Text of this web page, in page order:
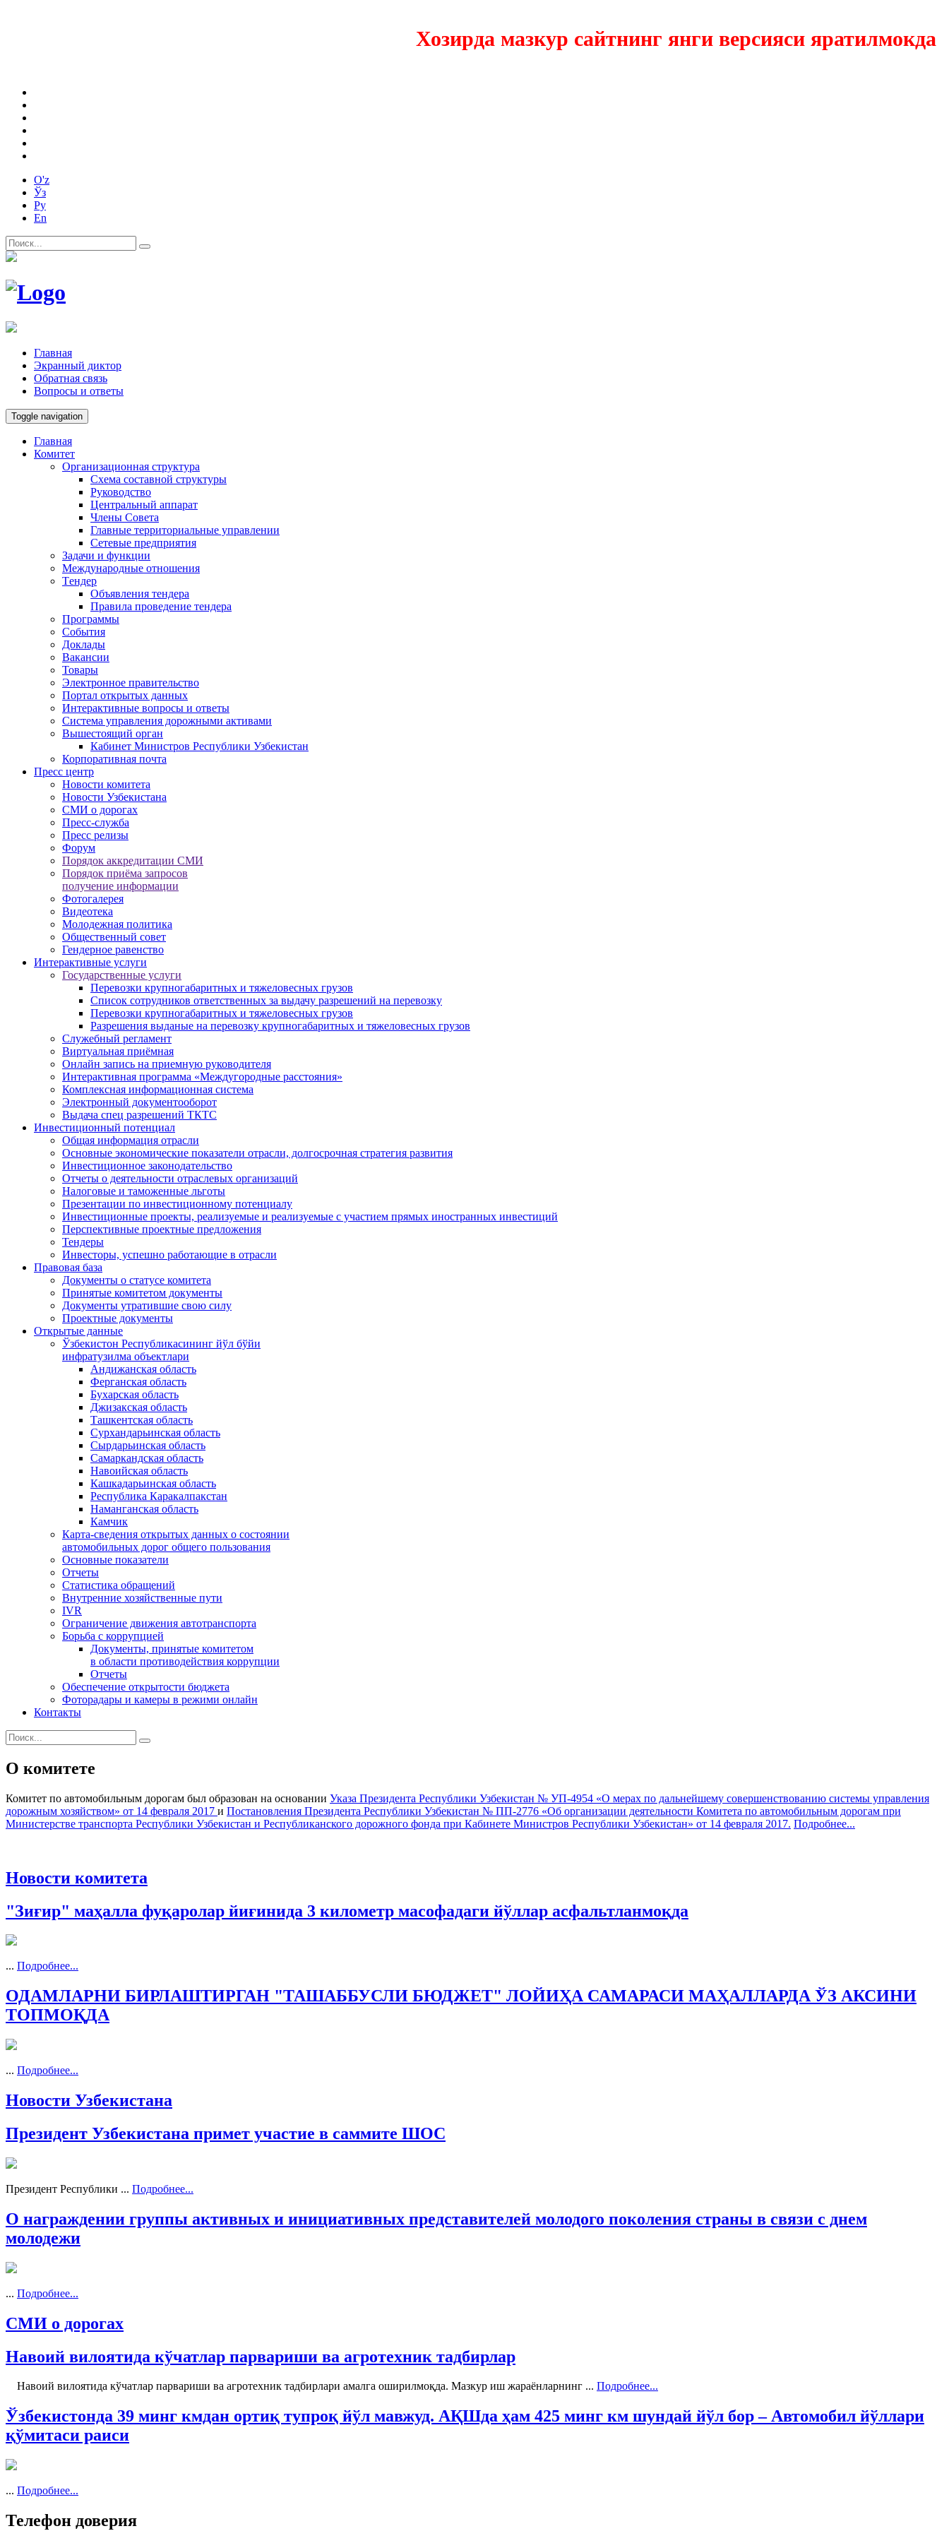
Хозирда мазкур сайтнинг янги версияси яратилмокда
O'z
Ўз
Ру
En
Главная
Экранный диктор
Обратная связь
Вопросы и ответы
Toggle navigation
Главная
Комитет
Организационная структура
Схема составной структуры
Руководство
Центральный аппарат
Члены Совета
Главные территориальные управлении
Сетевые предприятия
Задачи и функции
Международные отношения
Tендер
Объявления тендера
Правила проведение тендера
Программы
Cобытия
Доклады
Вакансии
Товары
Электронное правительство
Портал открытых данных
Интерактивные вопросы и ответы
Система управления дорожными активами
Вышестоящий орган
Кабинет Министров Республики Узбекистан
Корпоративная почта
Пресс центр
Новости комитета
Новости Узбекистана
СМИ о дорогах
Пресс-служба
Пресс релизы
Форум
Порядок аккредитации СМИ
Порядок приёма запросов
получение информации
Фотогалерея
Видеотека
Молодежная политика
Общественный совет
Гендерное равенство
Интерактивные услуги
Государственные услуги
Перевозки крупногабаритных и тяжеловесных грузов
Список сотрудников ответственных за выдачу разрешений на перевозку
Перевозки крупногабаритных и тяжеловесных грузов
Разрешения выданые на перевозку крупногабаритных и тяжеловесных грузов
Служебный регламент
Виртуальная приёмная
Онлайн запись на приемную руководителя
Интерактивная программа «Междугородные расстояния»
Комплексная информационная система
Электронный документооборот
Выдача спец разрешений ТКТС
Инвестиционный потенциал
Общая информация отрасли
Основные экономические показатели отрасли, долгосрочная стратегия развития
Инвестиционное законодательство
Отчеты о деятельности отраслевых организаций
Налоговые и таможенные льготы
Презентации по инвестиционному потенциалу
Инвестиционные проекты, реализуемые и реализуемые с участием прямых иностранных инвестиций
Перспективные проектные предложения
Тендеры
Инвесторы, успешно работающие в отрасли
Правовая база
Документы о статусе комитета
Принятые комитетом документы
Документы утратившие свою силу
Проектные документы
Открытые данные
Ўзбекистон Республикасининг йўл бўйи
инфратузилма объектлари
Андижанская область
Ферганская область
Бухарская область
Джизакская область
Ташкентская область
Сурхандарьинская область
Сырдарьинская область
Самаркандская область
Навоийская область
Кашкадарьинская область
Республика Каракалпакстан
Наманганская область
Камчик
Карта-сведения открытых данных о состоянии
автомобильных дорог общего пользования
Основные показатели
Отчеты
Статистика обращений
Внутренние хозяйственные пути
IVR
Ограничение движения автотранспорта
Борьба с коррупцией
Документы, принятые комитетом
в области противодействия коррупции
Отчеты
Обеспечение открытости бюджета
Фоторадары и камеры в режими онлайн
Контакты
О комитете
Комитет по автомобильным дорогам был образован на основании Указа Президента Республики Узбекистан № УП-4954 «О мерах по дальнейшему совершенствованию системы управления
дорожным хозяйством» от 14 февраля 2017 и Постановления Президента Республики Узбекистан № ПП-2776 «Об организации деятельности Комитета по автомобильным дорогам при
Министерстве транспорта Республики Узбекистан и Республиканского дорожного фонда при Кабинете Министров Республики Узбекистан» от 14 февраля 2017. Подробнее...
Новости комитета
"Зиғир" маҳалла фуқаролар йиғинида 3 километр масофадаги йўллар асфальтланмоқда
... Подробнее...
ОДАМЛАРНИ БИРЛАШТИРГАН "ТАШАББУСЛИ БЮДЖEТ" ЛОЙИҲА САМАРАСИ МАҲАЛЛАРДА ЎЗ АКСИНИ
ТОПМОҚДА
... Подробнее...
Новости Узбекистана
Президент Узбекистана примет участие в саммите ШОС
Президент Республики ... Подробнее...
О награждении группы активных и инициативных представителей молодого поколения страны в связи с днем
молодежи
... Подробнее...
СМИ о дорогах
Навоий вилоятида кўчатлар парвариши ва агротехник тадбирлар
Навоий вилоятида кўчатлар парвариши ва агротехник тадбирлари амалга оширилмоқда. Мазкур иш жараёнларнинг ... Подробнее...
Ўзбекистонда 39 минг кмдан ортиқ тупроқ йўл мавжуд. АҚШда ҳам 425 минг км шундай йўл бор – Автомобил йўллари
қўмитаси раиси
... Подробнее...
Телефон доверия